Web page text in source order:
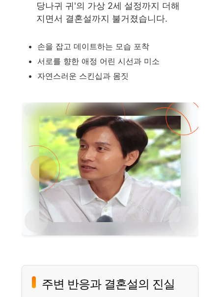
당나귀 귀'의 가상 2세 설정까지 더해
지면서 결혼설까지 불거졌습니다.
손을 잡고 데이트하는 모습 포착
서로를 향한 애정 어린 시선과 미소
자연스러운 스킨십과 몸짓
주변 반응과 결혼설의 진실